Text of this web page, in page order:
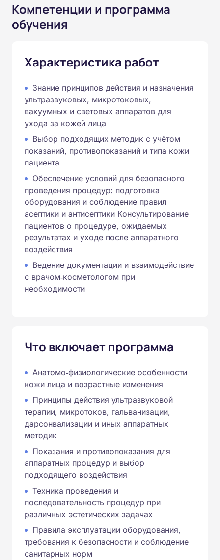
Компетенции и программа
обучения
Характеристика работ
Знание принципов действия и назначения
ультразвуковых, микротоковых,
вакуумных и световых аппаратов для
ухода за кожей лица
Выбор подходящих методик с учётом
показаний, противопоказаний и типа кожи
пациента
Обеспечение условий для безопасного
проведения процедур: подготовка
оборудования и соблюдение правил
асептики и антисептики Консультирование
пациентов о процедуре, ожидаемых
результатах и уходе после аппаратного
воздействия
Ведение документации и взаимодействие
с врачом‑косметологом при
необходимости
Что включает программа
Анатомо‑физиологические особенности
кожи лица и возрастные изменения
Принципы действия ультразвуковой
терапии, микротоков, гальванизации,
дарсонвализации и иных аппаратных
методик
Показания и противопоказания для
аппаратных процедур и выбор
подходящего воздействия
Техника проведения и
последовательность процедур при
различных эстетических задачах
Правила эксплуатации оборудования,
требования к безопасности и соблюдение
санитарных норм